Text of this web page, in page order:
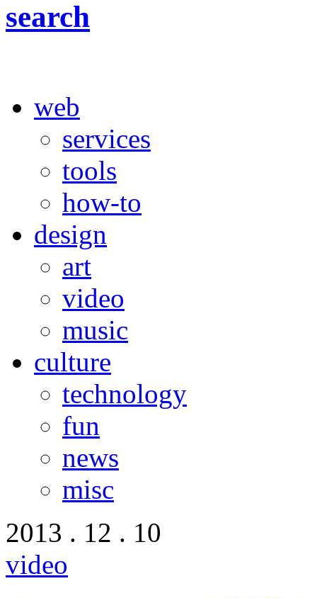
search
web
services
tools
how-to
design
art
video
music
culture
technology
fun
news
misc
2013 . 12 . 10
video